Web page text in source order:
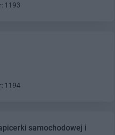
1193
1194
samochodowej i